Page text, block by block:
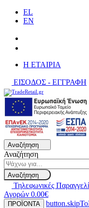
EL
EN
H ΕΤΑΙΡΙΑ
ΕΙΣΟΔΟΣ - ΕΓΓΡΑΦΗ
Αναζήτηση
Αναζήτηση
Αναζήτηση
Τηλεφωνικές
Αγορών 0.00€
ΠΡΟΪΟΝΤΑ